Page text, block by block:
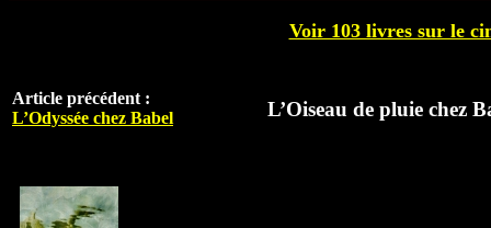
Voir 103 livres sur le
Article précédent :
L’Odyssée chez Babel
L’Oiseau de pluie chez